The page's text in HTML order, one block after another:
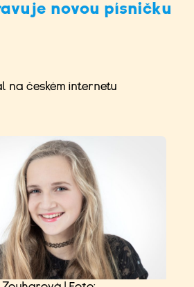
novou písničku
na českém internetu